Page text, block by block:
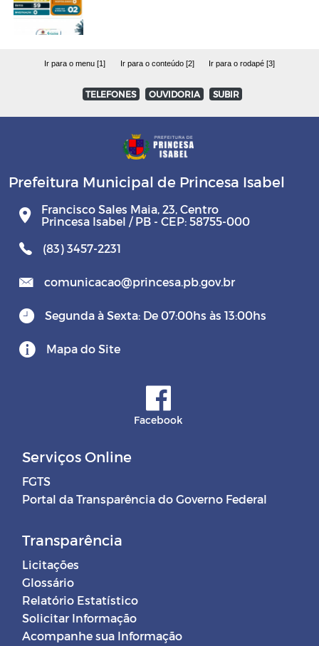
Ir para o menu [1] Ir para o conteúdo [2] Ir para o rodapé [3]
TELEFONES OUVIDORIA SUBIR
Prefeitura Municipal de Princesa Isabel
Francisco Sales Maia, 23, Centro
Princesa Isabel / PB - CEP: 58755-000
(83) 3457-2231
comunicacao@princesa.pb.gov.br
Segunda à Sexta: De 07:00hs às 13:00hs
Mapa do Site
Facebook
Serviços Online
FGTS
Portal da Transparência do Governo Federal
Transparência
Licitações
Glossário
Relatório Estatístico
Solicitar Informação
Acompanhe sua Informação